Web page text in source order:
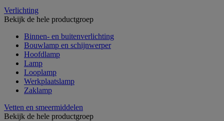
Verlichting
Bekijk de hele productgroep
Binnen- en buitenverlichting
Bouwlamp en schijnwerper
Hoofdlamp
Lamp
Looplamp
Werkplaatslamp
Zaklamp
Vetten en smeermiddelen
Bekijk de hele productgroep